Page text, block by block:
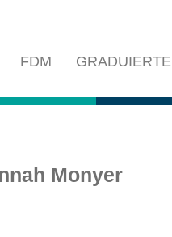
FDM
Monyer